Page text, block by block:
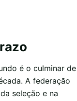
é o culminar de
A federação
seleção e na